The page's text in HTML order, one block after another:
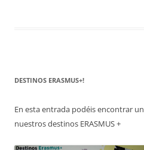
DESTINOS ERASMUS+!
En esta entrada podéis encontrar
nuestros destinos ERASMUS +